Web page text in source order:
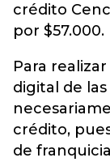
crédito
por $57.000.
Para
digital de
crédito,
de